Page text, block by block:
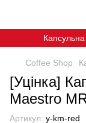
Coffee Shop
[Уцінка]
Maestro
Артикул: y-km-red